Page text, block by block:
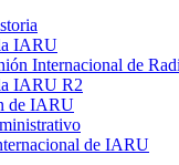
IARU
Internacional de
IARU R2
de IARU
de IARU